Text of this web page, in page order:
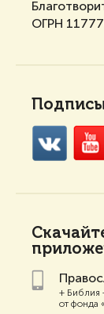
ОГРН
+ Библия
от фонда